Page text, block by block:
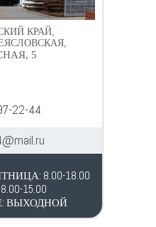
КРАЙ,
5
22-44
8.00-18.00
15.00
ВЫХОДНОЙ